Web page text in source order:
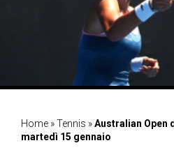
Home »Tennis »Australian Open
martedì 15 gennaio